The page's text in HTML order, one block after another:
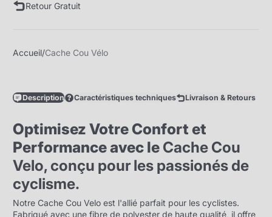
Retour Gratuit
Accueil Cache Cou Vélo
Description Caractéristiques techniques Livraison & Retours
Optimisez Votre Confort et
Performance avec le Cache Cou
Velo, conçu pour les passionés de
cyclisme.
Notre Cache Cou Velo est l'allié parfait pour les cyclistes.
Fabriqué avec une fibre de polyester de haute qualité, il offre